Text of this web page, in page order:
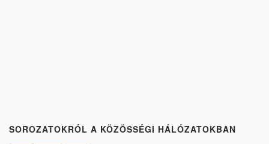
SOROZATOKRÓL A KÖZÖSSÉGI HÁLÓZATOKBAN